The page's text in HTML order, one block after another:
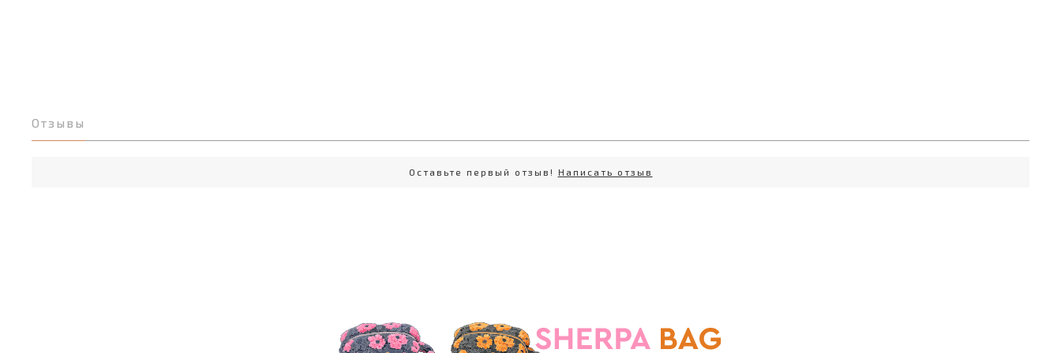
Отзывы
Оставьте первый отзыв! Написать отзыв